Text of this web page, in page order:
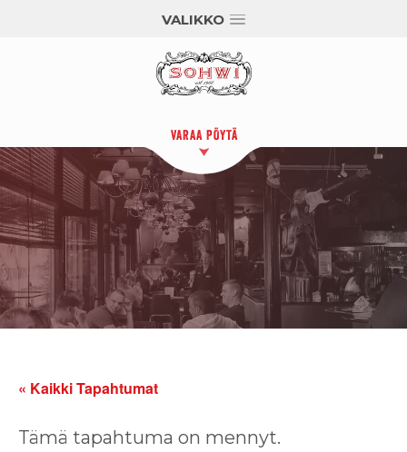
VALIKKO
VARAA PÖYTÄ
« Kaikki Tapahtumat
Tämä tapahtuma on mennyt.